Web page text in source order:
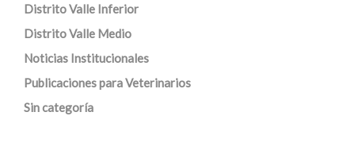
Distrito Valle Inferior
Distrito Valle Medio
Noticias Institucionales
Publicaciones para Veterinarios
Sin categoría